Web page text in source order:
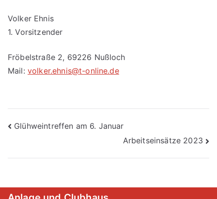
Volker Ehnis
1. Vorsitzender
Fröbelstraße 2, 69226 Nußloch
Mail: volker.ehnis@t-online.de
Beitragsnavigation
Glühweintreffen am 6. Januar
Arbeitseinsätze 2023